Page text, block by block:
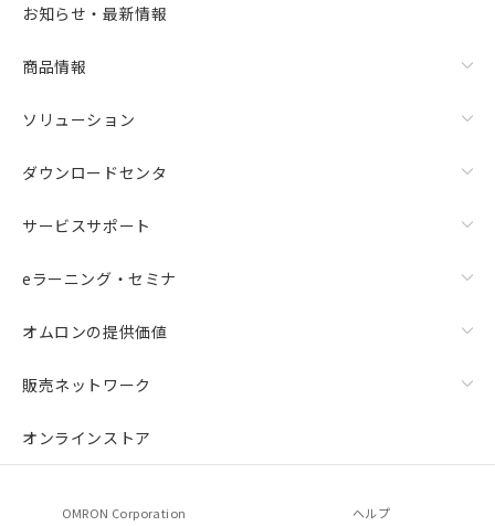
お知らせ・最新情報
商品情報
ソリューション
ダウンロードセンタ
サービスサポート
eラーニング・セミナ
オムロンの提供価値
販売ネットワーク
オンラインストア
OMRON Corporation ヘルプ